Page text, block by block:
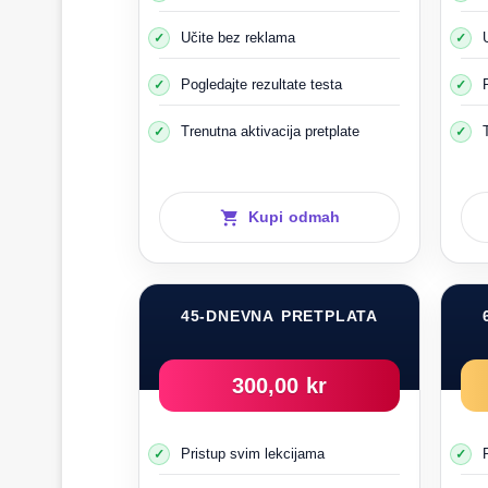
Kada vidite
Na primjer, ako ste
Nemojte imitirati osobu koja je
Površno
Ova
Kao vozač, morate imati svoj um kao
Učite bez reklama
Pogledajte rezultate testa
Trenutna aktivacija pretplate
Kupi odmah
45-DNEVNA PRETPLATA
300,00 kr
Pristup svim lekcijama